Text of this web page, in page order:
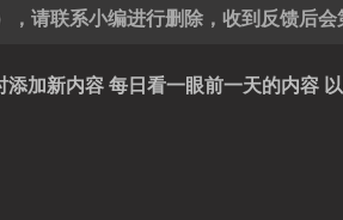
，请联系小编进行删除，收到反馈后会
加新内容 每日看一眼前一天的内容